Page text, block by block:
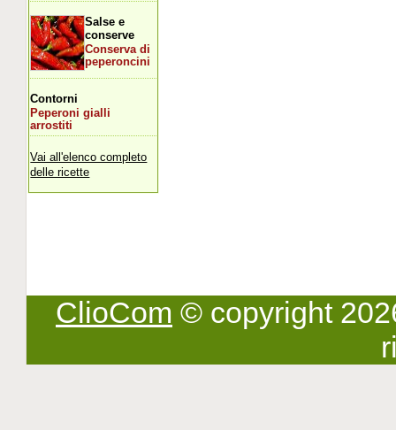
Salse e
conserve
Conserva di
peperoncini
Contorni
Peperoni gialli
arrostiti
Vai all'elenco completo
delle ricette
ClioCom © copyright